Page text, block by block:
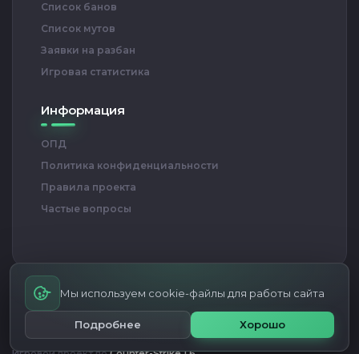
Список банов
Список мутов
Заявки на разбан
Игровая статистика
Информация
ОПД
Политика конфиденциальности
Правила проекта
Частые вопросы
RED BULL ARENA — Проект игровых серверов CS 1.6© Все права
защищены
Мы используем cookie-файлы для работы сайта
Подробнее Хорошо